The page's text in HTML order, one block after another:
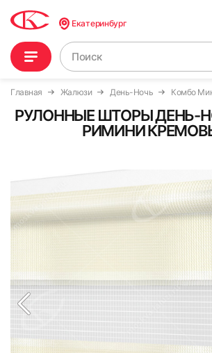
Екатеринбург
Главная Жалюзи День-Ночь Комбо
РУЛОННЫЕ ШТОРЫ ДЕНЬ-
РИМИНИ